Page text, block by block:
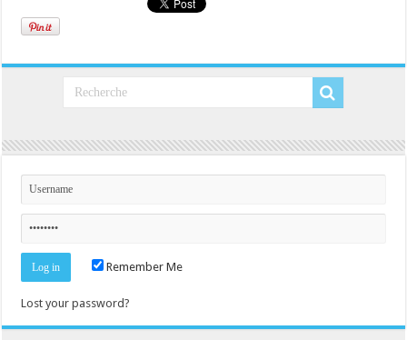
Remember Me
Lost your password?